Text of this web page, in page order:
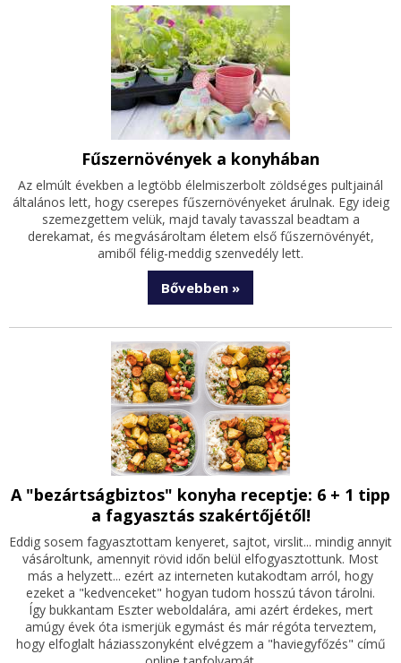
Fűszernövények a konyhában
Az elmúlt években a legtöbb élelmiszerbolt zöldséges pultjainál
általános lett, hogy cserepes fűszernövényeket árulnak. Egy ideig
szemezgettem velük, majd tavaly tavasszal beadtam a
derekamat, és megvásároltam életem első fűszernövényét,
amiből félig-meddig szenvedély lett.
Bővebben »
A "bezártságbiztos" konyha receptje: 6 + 1 tipp
a fagyasztás szakértőjétől!
Eddig sosem fagyasztottam kenyeret, sajtot, virslit... mindig annyit
vásároltunk, amennyit rövid időn belül elfogyasztottunk. Most
más a helyzett... ezért az interneten kutakodtam arról, hogy
ezeket a "kedvenceket" hogyan tudom hosszú távon tárolni.
Így bukkantam Eszter weboldalára, ami azért érdekes, mert
amúgy évek óta ismerjük egymást és már régóta terveztem,
hogy elfoglalt háziasszonyként elvégzem a "haviegyfőzés" című